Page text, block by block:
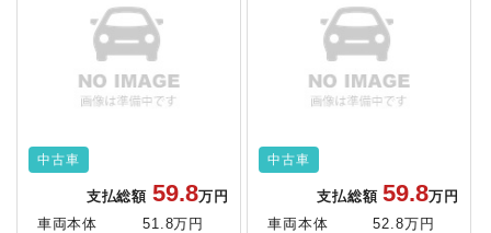
中古車
支払総額 59.8万円
車両本体
51.8万円
中古車
支払総額59.8万円
車両本体
52.8万円